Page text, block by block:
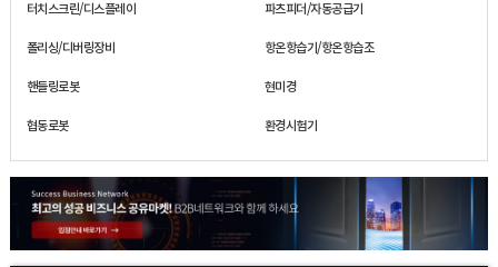
터치스크린/디스플레이 파츠피더/자동공급기
폴리싱/디버링장비 항온항습기/항온항습조
핸들링로봇 현미경
협동로봇 환경시험기